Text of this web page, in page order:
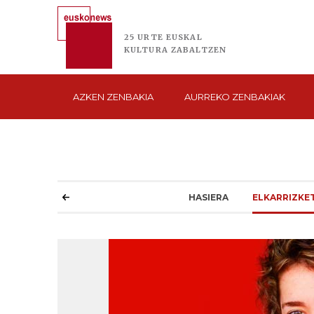
25 URTE EUSKAL
KULTURA ZABALTZEN
AZKEN ZENBAKIA AURREKO ZENBAKIAK
HASIERA